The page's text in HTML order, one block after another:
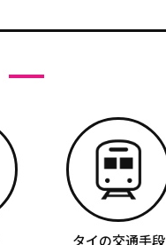
タイの交通手段